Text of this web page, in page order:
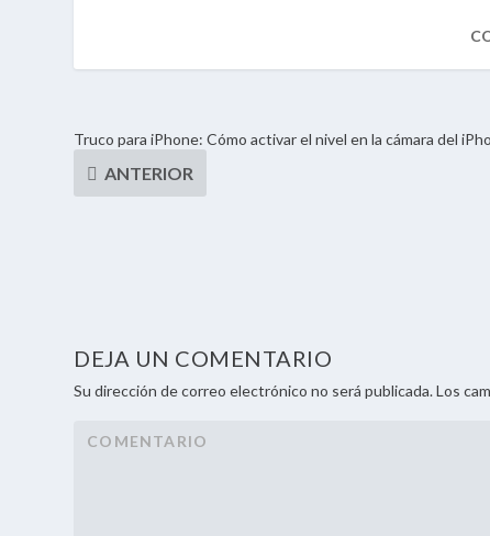
Truco para iPhone: Cómo activar el nivel en la cámara del
DEJA UN COMENTARIO
Su dirección de correo electrónico no será publicada. Los